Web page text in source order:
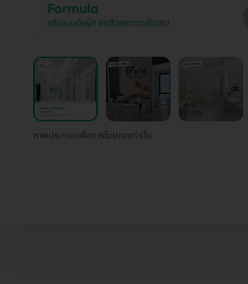
ภาพประกอบเพื่อการโฆษณาเท่านั้น